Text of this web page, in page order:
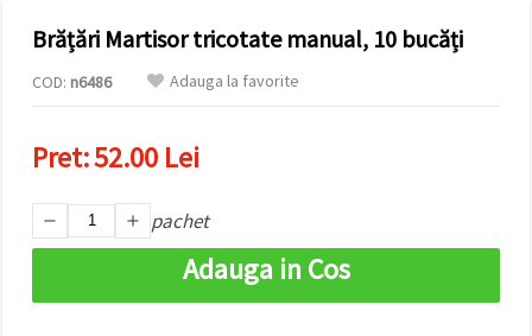
noștri de
marketing.
Puteți fi de
utilizați
toate
urile făcând
clic pe
"acceptati
indicați
Brățări Martisor tricotate manual, 10 bucăți
COD: n6486 Adauga la favorite
Pret:52.00 Lei
pachet
Adauga in Cos